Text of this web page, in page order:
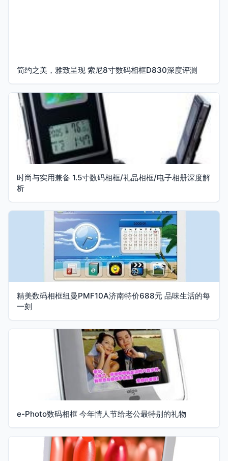
简约之美，雅致呈现 索尼8寸数码相框D830深度评测
时尚与实用兼备 1.5寸数码相框/礼品相框/电子相册深度解
析
精美数码相框纽曼PMF10A济南特价688元 品味生活的每
一刻
e-Photo数码相框 今年情人节给老公最特别的礼物